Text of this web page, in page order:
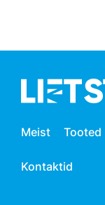
Meist Tooted
Kontaktid